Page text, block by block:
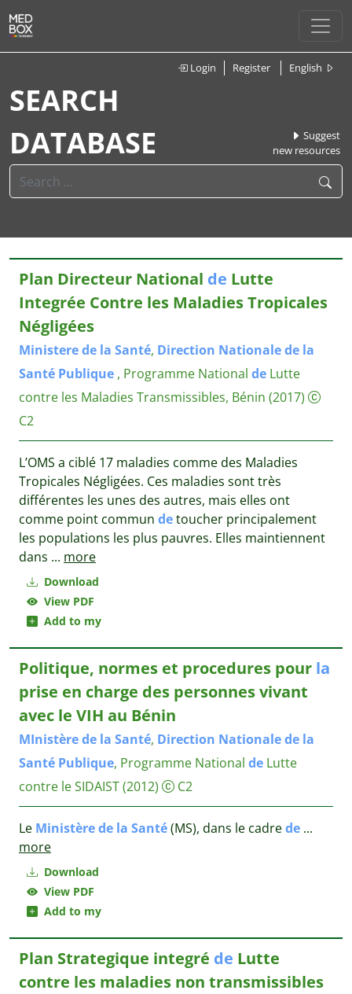
Login Register English
SEARCH
DATABASE
Suggest
new resources
Download
View PDF
Add to my
Plan Directeur National de Lutte
Integrée Contre les Maladies Tropicales
Négligées
Ministerede la Santé, Direction Nationalede la
Santé Publique , Programme National de Lutte
contre les Maladies Transmissibles, Bénin (2017)
C2
L’OMS a ciblé 17 maladies comme des Maladies
Tropicales Négligées. Ces maladies sont très
différentes les unes des autres, mais elles ont
comme point commun detoucher principalement
les populations les plus pauvres. Elles maintiennent
dans ... more
Download
View PDF
Add to my
Politique, normes et procedures pour la
prise en charge des personnes vivant
avec le VIH au Bénin
MInistèrede la Santé, Direction Nationalede la
Santé Publique, Programme National de Lutte
contre le SIDAIST(2012) C2
Le Ministèrede la Santé(MS), dans le cadrede ...
more
Plan Strategique integré de Lutte
contre les maladies non transmissibles